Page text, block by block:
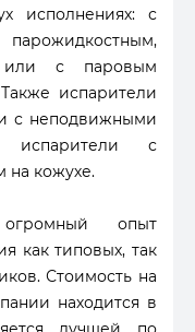
исполнениях: с
или с паровым
испарители
с неподвижными
с
на кожухе.
опыт
как типовых, так
Стоимость на
находится в